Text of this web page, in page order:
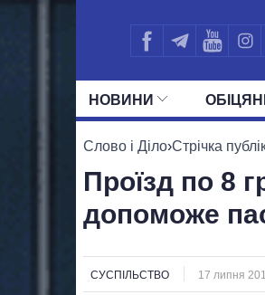
НОВИНИ
УСІ
Слово і Діло›Стрічка
Проїзд по 8
допоможе
СУСПІЛЬСТВО 17 липня